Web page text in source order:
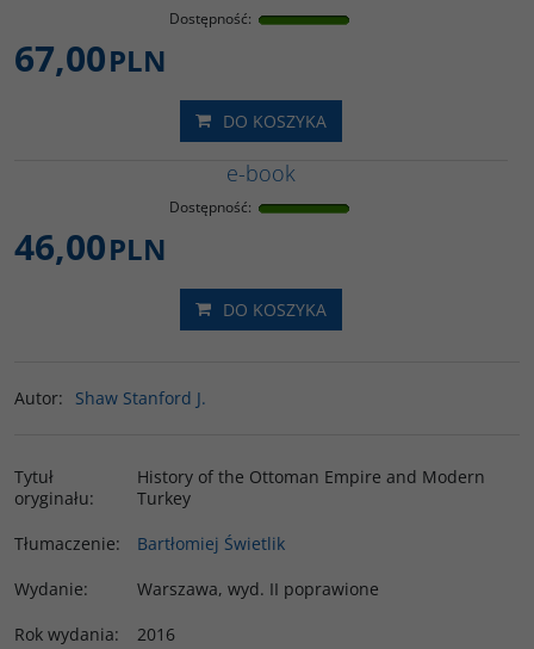
Dostępność:
67,00PLN
DO KOSZYKA
e-book
Dostępność:
46,00PLN
DO KOSZYKA
Autor: Shaw Stanford J.
Tytuł
oryginału:
History of the Ottoman Empire and Modern
Turkey
Tłumaczenie:
Bartłomiej Świetlik
Wydanie:
Warszawa, wyd. II poprawione
Rok wydania:
2016